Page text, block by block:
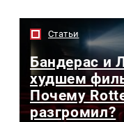
Статьи
Бандерас и
худшем
Почему
разгромил?